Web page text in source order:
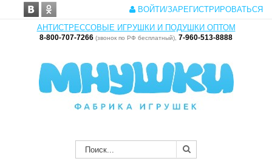
ВОЙТИ/ЗАРЕГИСТРИРОВАТЬСЯ
АНТИСТРЕССОВЫЕ ИГРУШКИ И ПОДУШКИ ОПТОМ
8-800-707-7266 (звонок по РФ бесплатный), 7-960-513-8888